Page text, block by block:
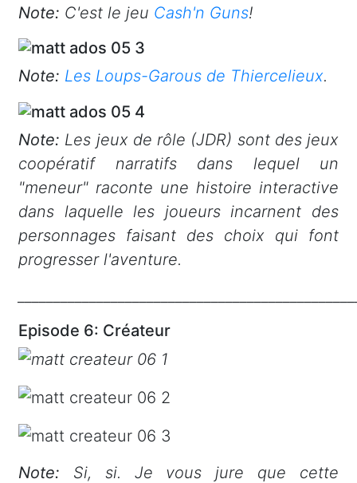
Note: C'est le jeu Cash'n Guns!
Note: Les Loups-Garous de Thiercelieux.
Note: Les jeux de rôle (JDR) sont des jeux
coopératif narratifs dans lequel un
"meneur" raconte une histoire interactive
dans laquelle les joueurs incarnent des
personnages faisant des choix qui font
progresser l'aventure.
Episode 6: Créateur
Note: Si, si. Je vous jure que cette